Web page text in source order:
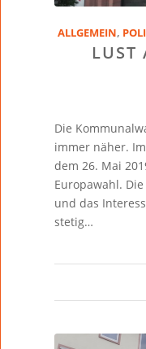
ALLGEMEIN,
LUST
Die
immer näher.
dem 26. Mai
Europawahl.
und das
stetig…